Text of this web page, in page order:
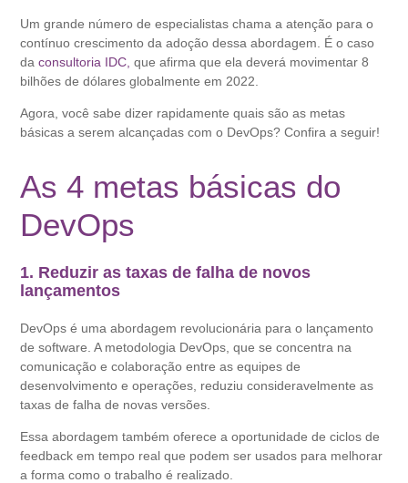
Um grande número de especialistas chama a atenção para o
contínuo crescimento da adoção dessa abordagem. É o caso
daconsultoria IDC, que afirma que ela deverá movimentar 8
bilhões de dólares globalmente em 2022.
Agora, você sabe dizer rapidamente quais são as metas
básicas a serem alcançadas com o DevOps? Confira a seguir!
As 4 metas básicas do
DevOps
1. Reduzir as taxas de falha de novos
lançamentos
DevOps é uma abordagem revolucionária para o lançamento
de software. A metodologia DevOps, que se concentra na
comunicação e colaboração entre as equipes de
desenvolvimento e operações, reduziu consideravelmente as
taxas de falha de novas versões.
Essa abordagem também oferece a oportunidade de ciclos de
feedback em tempo real que podem ser usados ​​para melhorar
a forma como o trabalho é realizado.